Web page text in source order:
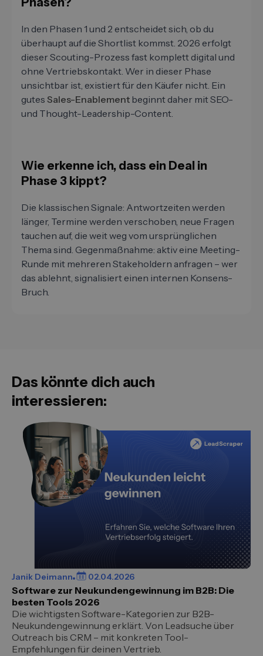
In den Phasen 1 und 2 entscheidet sich, ob du
überhaupt auf die Shortlist kommst. 2026 erfolgt
dieser Scouting-Prozess fast komplett digital und
ohne Vertriebskontakt. Wer in dieser Phase
unsichtbar ist, existiert für den Käufer nicht. Ein
gutes Sales-Enablement beginnt daher mit SEO-
und Thought-Leadership-Content.
Wie erkenne ich, dass ein Deal in
Phase 3 kippt?
Die klassischen Signale: Antwortzeiten werden
länger, Termine werden verschoben, neue Fragen
tauchen auf, die weit weg vom ursprünglichen
Thema sind. Gegenmaßnahme: aktiv eine Meeting-
Runde mit mehreren Stakeholdern anfragen – wer
das ablehnt, signalisiert einen internen Konsens-
Bruch.
Das könnte dich auch
interessieren:
Janik Deimann 02.04.2026
Software zur Neukundengewinnung im B2B: Die
besten Tools 2026
Die wichtigsten Software-Kategorien zur B2B-
Neukundengewinnung erklärt. Von Leadsuche über
Outreach bis CRM – mit konkreten Tool-
Empfehlungen für deinen Vertrieb.